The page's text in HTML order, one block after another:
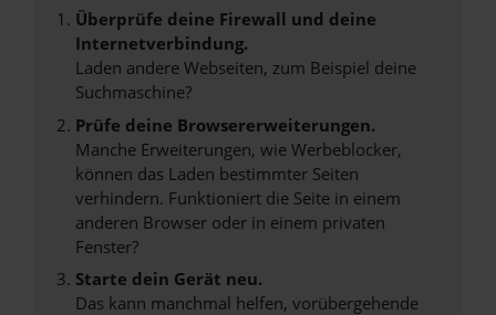
Überprüfe deine Firewall und deine
Internetverbindung.
Laden andere Webseiten, zum Beispiel deine
Suchmaschine?
Prüfe deine Browsererweiterungen.
Manche Erweiterungen, wie Werbeblocker,
können das Laden bestimmter Seiten
verhindern. Funktioniert die Seite in einem
anderen Browser oder in einem privaten
Fenster?
Starte dein Gerät neu.
Das kann manchmal helfen, vorübergehende